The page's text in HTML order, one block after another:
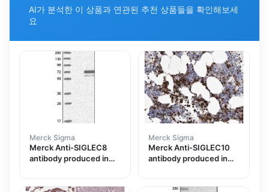
AI가 분석한 이 상품과 연관된 추천 상품들을 확인해보세
요
Merck Sigma
Merck Anti-SIGLEC8
antibody produced in
Merck Sigma
Merck Anti-SIGLEC10
antibody produced in